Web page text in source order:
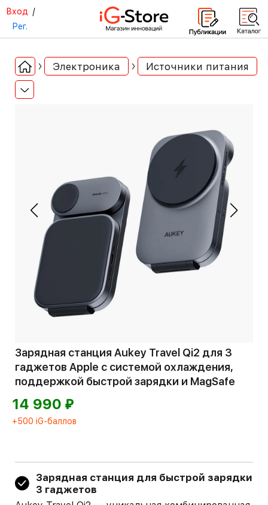
Вход /
Рег.
Электроника Источники питания
Зарядная станция Aukey Travel Qi2 для 3
гаджетов Apple с системой охлаждения,
поддержкой быстрой зарядки и MagSafe
14 990 ⃏
+500 iG-баллов
Зарядная станция для быстрой зарядки
3 гаджетов